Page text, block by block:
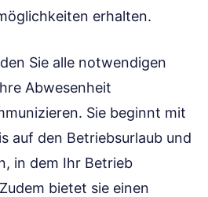
erhalten.
Sie alle notwendigen
Abwesenheit
Sie beginnt mit
auf den Betriebsurlaub und
in dem Ihr Betrieb
bietet sie einen